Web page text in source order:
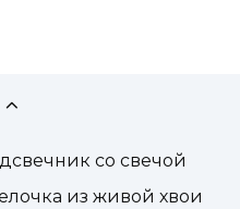
со свечой
из живой хвои